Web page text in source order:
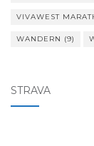
VIVAWEST
WANDERN (9)
STRAVA